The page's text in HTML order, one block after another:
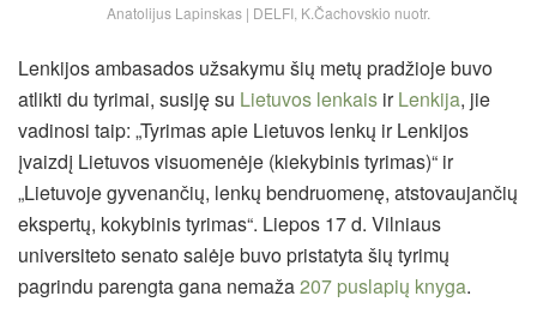
Anatolijus Lapinskas | DELFI, K.Čachovskio nuotr.
Lenkijos ambasados užsakymu šių metų pradžioje buvo
atlikti du tyrimai, susiję su Lietuvos lenkais irLenkija, jie
vadinosi taip: „Tyrimas apie Lietuvos lenkų ir Lenkijos
įvaizdį Lietuvos visuomenėje (kiekybinis tyrimas)“ ir
„Lietuvoje gyvenančių, lenkų bendruomenę, atstovaujančių
ekspertų, kokybinis tyrimas“. Liepos 17 d. Vilniaus
universiteto senato salėje buvo pristatyta šių tyrimų
pagrindu parengta gana nemaža207 puslapių knyga.